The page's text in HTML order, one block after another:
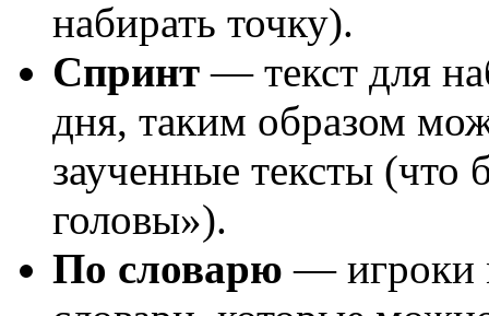
набирать точку).
Спринт — текст для
дня, таким образом
заученные тексты (что
головы»).
По словарю — игроки